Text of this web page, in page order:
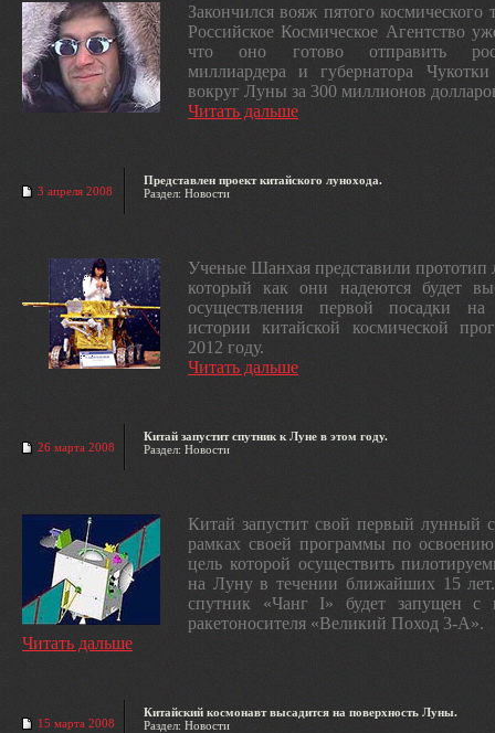
Закончился вояж пятого космического
Российское Космическое Агентство
что оно готово отправить
миллиардера и губернатора
вокруг Луны за 300 миллионов
Читать дальше
3 апреля 2008
Представлен проект китайского лунохода.
Раздел: Новости
Ученые Шанхая представили прототип
который как они надеются будет
осуществления первой посадки
истории китайской космической
2012 году.
Читать дальше
26 марта 2008
Китай запустит спутник к Луне в этом году.
Раздел: Новости
Китай запустит свой первый лунный
рамках своей программы по
цель которой осуществить
на Луну в течении ближайших 15
спутник «Чанг I» будет запущен с
ракетоносителя «Великий Поход 3-А».
Читать дальше
15 марта 2008
Китайский космонавт высадится на поверхность Луны.
Раздел: Новости